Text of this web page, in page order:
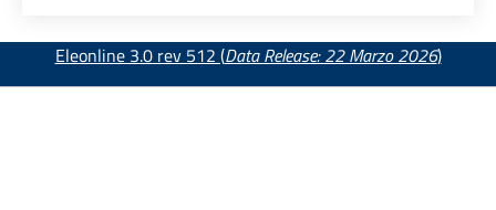
Eleonline 3.0 rev 512 (Data Release: 22 Marzo 2026)